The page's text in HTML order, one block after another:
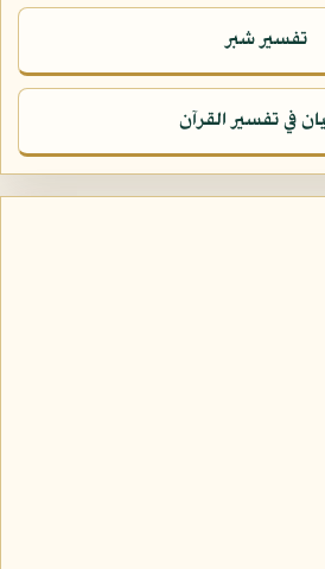
تفسير شبر
في تفسير القرآن